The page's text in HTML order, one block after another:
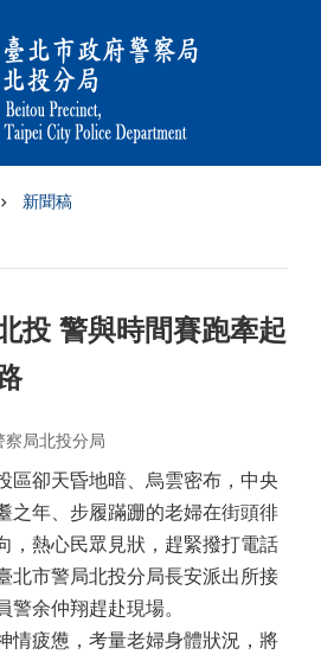
新聞稿
投 警與時間賽跑牽起
察局北投分局
區卻天昏地暗、烏雲密布，中央
之年、步履蹣跚的老婦在街頭徘
，熱心民眾見狀，趕緊撥打電話
北市警局北投分局長安派出所接
警余仲翔趕赴現場。
情疲憊，考量老婦身體狀況，將